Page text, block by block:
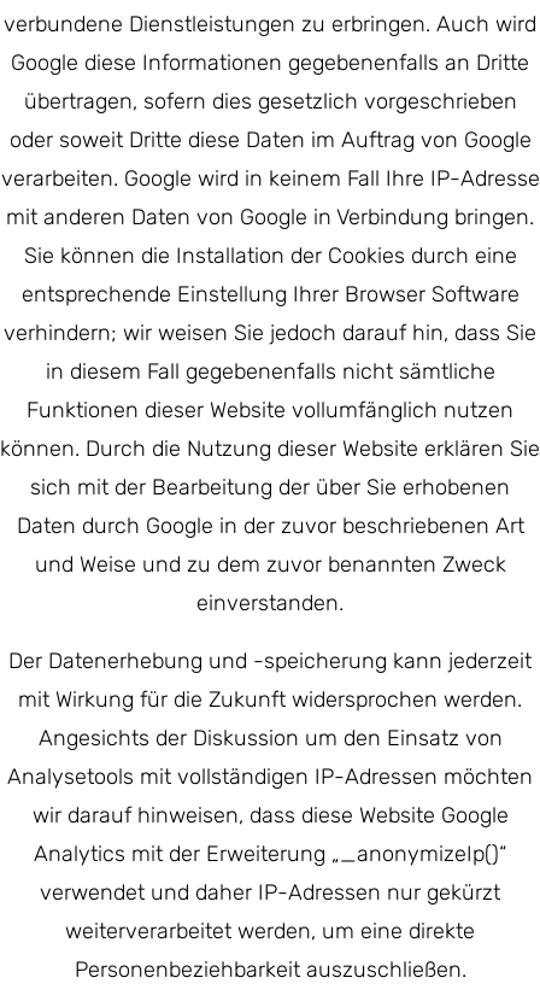
verbundene Dienstleistungen zu erbringen. Auch wird
Google diese Informationen gegebenenfalls an Dritte
übertragen, sofern dies gesetzlich vorgeschrieben
oder soweit Dritte diese Daten im Auftrag von Google
verarbeiten. Google wird in keinem Fall Ihre IP-Adresse
mit anderen Daten von Google in Verbindung bringen.
Sie können die Installation der Cookies durch eine
entsprechende Einstellung Ihrer Browser Software
verhindern; wir weisen Sie jedoch darauf hin, dass Sie
in diesem Fall gegebenenfalls nicht sämtliche
Funktionen dieser Website vollumfänglich nutzen
können. Durch die Nutzung dieser Website erklären Sie
sich mit der Bearbeitung der über Sie erhobenen
Daten durch Google in der zuvor beschriebenen Art
und Weise und zu dem zuvor benannten Zweck
einverstanden.
Der Datenerhebung und -speicherung kann jederzeit
mit Wirkung für die Zukunft widersprochen werden.
Angesichts der Diskussion um den Einsatz von
Analysetools mit vollständigen IP-Adressen möchten
wir darauf hinweisen, dass diese Website Google
Analytics mit der Erweiterung „_anonymizeIp()“
verwendet und daher IP-Adressen nur gekürzt
weiterverarbeitet werden, um eine direkte
Personenbeziehbarkeit auszuschließen.